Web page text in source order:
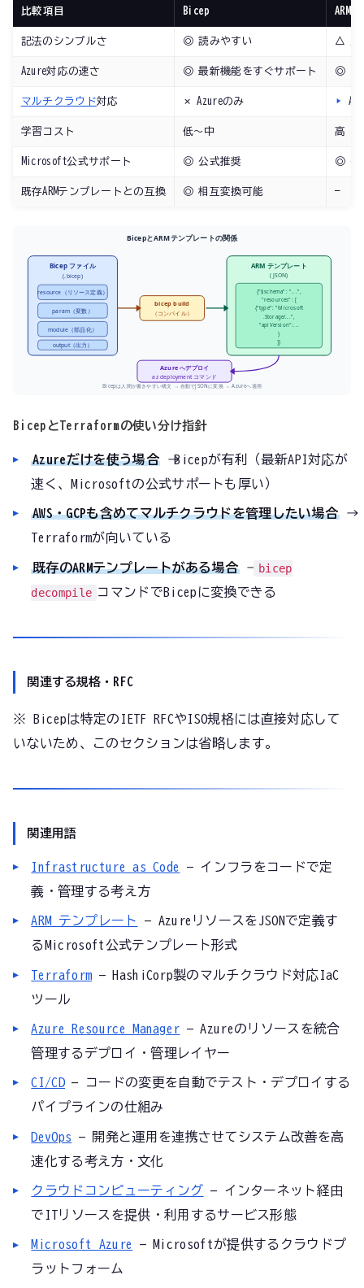
比較項目 Bicep ARM
記法のシンプルさ ◎ 読みやすい △ 冗
Azure対応の速さ ◎ 最新機能をすぐサポート ◎ 同
マルチクラウド対応 ✗ Azureのみ ✗
学習コスト 低〜中 高
Microsoft公式サポート ◎ 公式推奨 ◎ 公
既存ARMテンプレートとの互換 ◎ 相互変換可能 —
BicepとARMテンプレートの関係
Bicep ファイル
(.bicep)
resource（リソース定義）
param（変数）
module（部品化）
output（出力）
bicep build
（コンパイル）
ARM テンプレート
(JSON)
{"$schema": "...",
"resources": [
{"type": "Microsoft
.Storage/...",
"apiVersion":...
}
]}
Azure へデプロイ
az deployment コマンド
Bicepは人間が書きやすい構文 → 自動でJSONに変換 → Azureへ適用
BicepとTerraformの使い分け指針
Azureだけを使う場合 → Bicepが有利（最新API対応が
速く、Microsoftの公式サポートも厚い）
AWS・GCPも含めてマルチクラウドを管理したい場合→
Terraformが向いている
既存のARMテンプレートがある場合 → bicep
decompile コマンドでBicepに変換できる
関連する規格・RFC
※ Bicepは特定のIETF RFCやISO規格には直接対応して
いないため、このセクションは省略します。
関連用語
Infrastructure as Code
— インフラをコードで定
義・管理する考え方
ARM テンプレート
— AzureリソースをJSONで定義す
るMicrosoft公式テンプレート形式
Terraform — HashiCorp製のマルチクラウド対応IaC
ツール
Azure Resource Manager — Azureのリソースを統合
管理するデプロイ・管理レイヤー
CI/CD — コードの変更を自動でテスト・デプロイする
パイプラインの仕組み
DevOps — 開発と運用を連携させてシステム改善を高
速化する考え方・文化
クラウドコンピューティング — インターネット経由
でITリソースを提供・利用するサービス形態
Microsoft Azure
— Microsoftが提供するクラウドプ
ラットフォーム